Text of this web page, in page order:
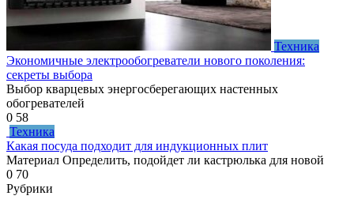
Техника
Экономичные электрообогреватели нового поколения:
секреты выбора
Выбор кварцевых энергосберегающих настенных
обогревателей
0 58
Техника
Какая посуда подходит для индукционных плит
Материал Определить, подойдет ли кастрюлька для новой
0 70
Рубрики